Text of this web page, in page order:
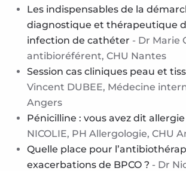
Les indispensables de la
diagnostique et thérapeutique
infection de cathéter - Dr Marie
antibioréférent, CHU Nantes
Session cas cliniques peau et
Vincent DUBEE, Médecine
Angers
Pénicilline : vous avez dit allergie
NICOLIE, PH Allergologie, CHU
Quelle place pour
exacerbations de BPCO ? - Dr